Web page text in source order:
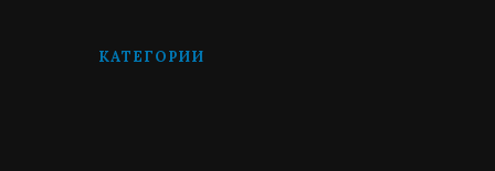
КАТЕГОРИИ